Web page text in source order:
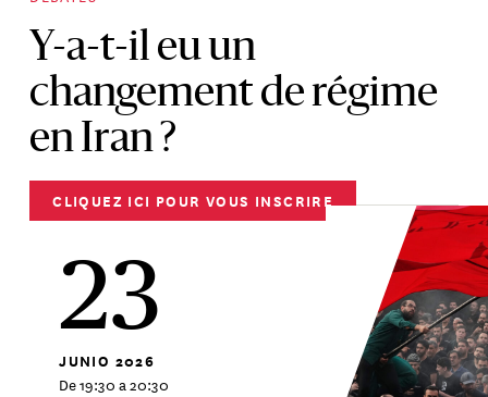
Y-a-t-il eu un
changement de régime
en Iran ?
CLIQUEZ ICI POUR VOUS INSCRIRE
23
JUNIO 2026
De 19:30 a 20:30